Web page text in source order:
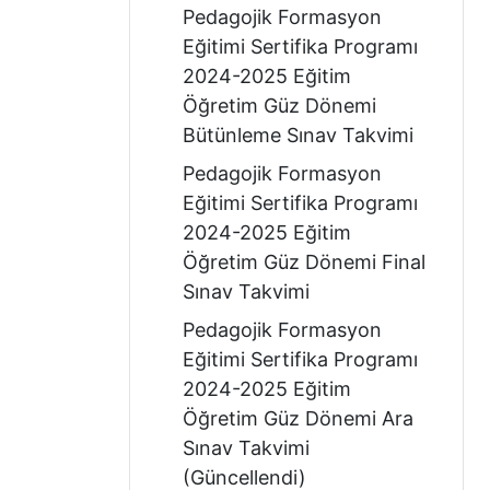
Pedagojik Formasyon
Eğitimi Sertifika Programı
2024-2025 Eğitim
Öğretim Güz Dönemi
Bütünleme Sınav Takvimi
Pedagojik Formasyon
Eğitimi Sertifika Programı
2024-2025 Eğitim
Öğretim Güz Dönemi Final
Sınav Takvimi
Pedagojik Formasyon
Eğitimi Sertifika Programı
2024-2025 Eğitim
Öğretim Güz Dönemi Ara
Sınav Takvimi
(Güncellendi)